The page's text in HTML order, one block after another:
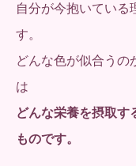
自分が今抱いている
す。
どんな色が似合うの
は
どんな栄養を摂取す
ものです。